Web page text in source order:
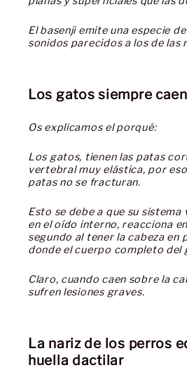
El basenji emite una especie
sonidos parecidos a los de las
Los gatos siempre
Os explicamos el porqué:
Los gatos, tienen las patas
vertebral muy elástica, por
patas no se fracturan.
Esto se debe a que su
en el oído interno, reacciona
segundo al tener la cabeza en
donde el cuerpo completo del
Claro, cuando caen sobre la
sufren lesiones graves.
La nariz de los perros
huella dactilar